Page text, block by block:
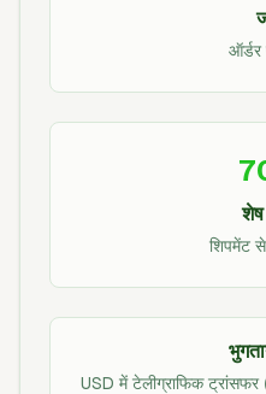
ऑर्डर
शेष
शिपमेंट से
USD में टेलीग्राफिक